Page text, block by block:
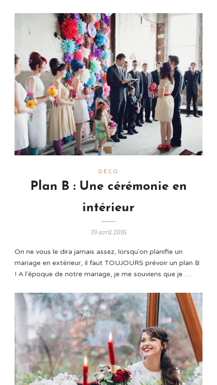
DÉCO
Plan B : Une cérémonie en
intérieur
19 avril 2016
On ne vous le dira jamais assez, lorsqu'on planifie un
mariage en extérieur, il faut TOUJOURS prévoir un plan B
! A l'époque de notre mariage, je me souviens que je …